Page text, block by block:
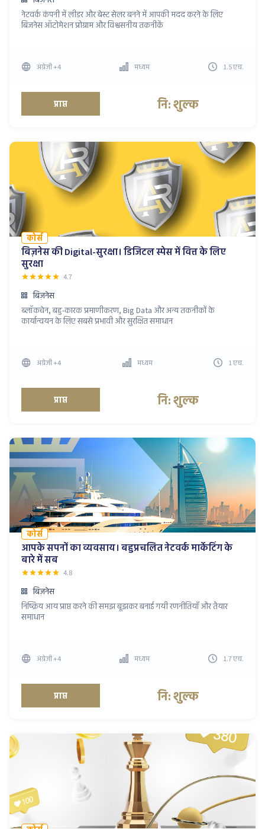
नेटवर्क कंपनी में लीडर और बेस्ट सेलर बनने में आपकी मदद करने के लिए
बिजनेस ऑटोमेशन प्रोग्राम और विश्वसनीय तकनीकें
अंग्रेज़ी+4 मध्यम 1.5एच.
प्राप्त नि: शुल्क
कोर्स
बिज़नेस की Digital-सुरक्षा। डिजिटल स्पेस में वित्त के लिए
सुरक्षा
4.7
बिज़नेस
ब्लॉकचेन, बहु-कारक प्रमाणीकरण, Big Data और अन्य तकनीकों के
कार्यान्वयन के लिए सबसे प्रभावी और सुरक्षित समाधान
अंग्रेज़ी+4 मध्यम 1एच.
प्राप्त नि: शुल्क
कोर्स
आपके सपनों का व्यवसाय। बहुप्रचलित नेटवर्क मार्केटिंग के
बारे में सब
4.8
बिज़नेस
निष्क्रिय आय प्राप्त करने की समझ बूझकर बनाई गयी रणनीतियाँ और तैयार
समाधान
अंग्रेज़ी+4 मध्यम 1.7एच.
प्राप्त नि: शुल्क